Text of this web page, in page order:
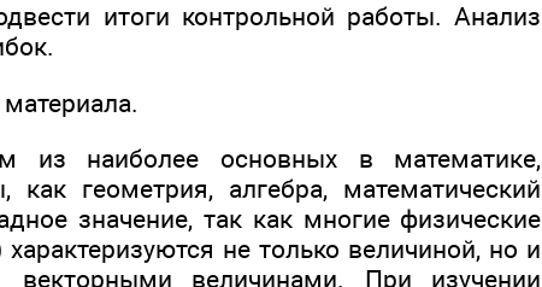
итоги контрольной работы. Анализ
из наиболее основных в математике,
геометрия, алгебра, математический
значение, так как многие физические
не только величиной, но и
векторными величинами. При изучении